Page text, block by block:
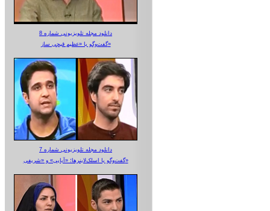
دانلود مجله تلویزیونی شماره 8
گفت‌وگو با «عظیم قیچی ساز»
دانلود مجله تلویزیونی شماره 7
گفت‌وگو با اسلک‌لاینرها؛ «آبایی» و «شریفی»